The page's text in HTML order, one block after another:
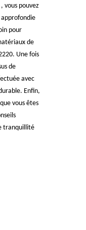
vous pouvez
pour
de
Une fois
de
avec
Enfin,
vous êtes
tranquillité